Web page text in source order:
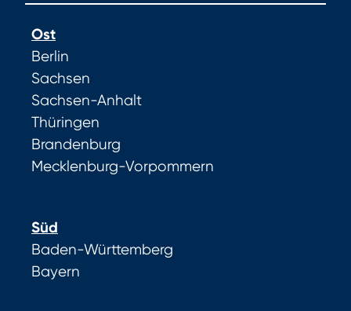
Ost
Berlin
Sachsen
Sachsen-Anhalt
Thüringen
Brandenburg
Mecklenburg-Vorpommern
Süd
Baden-Württemberg
Bayern